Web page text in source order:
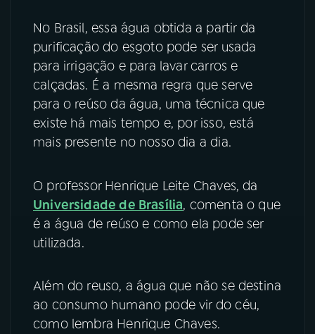
No Brasil, essa água obtida a partir da
purificação do esgoto pode ser usada
para irrigação e para lavar carros e
calçadas. É a mesma regra que serve
para o reúso da água, uma técnica que
existe há mais tempo e, por isso, está
mais presente no nosso dia a dia.
O professor Henrique Leite Chaves, da
Universidade de Brasília, comenta o que
é a água de reúso e como ela pode ser
utilizada.
Além do reuso, a água que não se destina
ao consumo humano pode vir do céu,
como lembra Henrique Chaves.